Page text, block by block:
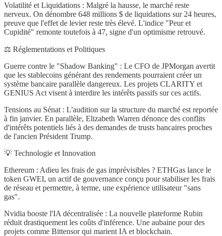
Volatilité et Liquidations : Malgré la hausse, le marché reste
nerveux. On dénombre 648 millions $ de liquidations sur 24 heures,
preuve que l'effet de levier reste très élevé. L'indice "Peur et
Cupidité" remonte toutefois à 47, signe d'un optimisme retrouvé.
⚖️ Réglementations et Politiques
Guerre contre le "Shadow Banking" : Le CFO de JPMorgan avertit
que les stablecoins générant des rendements pourraient créer un
système bancaire parallèle dangereux. Les projets CLARITY et
GENIUS Act visent à interdire les intérêts passifs sur ces actifs.
Tensions au Sénat : L'audition sur la structure du marché est reportée
à fin janvier. En parallèle, Elizabeth Warren dénonce des conflits
d'intérêts potentiels liés à des demandes de trusts bancaires proches
de l'ancien Président Trump.
💡 Technologie et Innovation
Ethereum : Adieu les frais de gas imprévisibles ? ETHGas lance le
token GWEI, un actif de gouvernance conçu pour stabiliser les frais
de réseau et permettre, à terme, une expérience utilisateur "sans
gas".
Nvidia booste l'IA décentralisée : La nouvelle plateforme Rubin
réduit drastiquement les coûts d'inférence. Une aubaine pour des
projets comme Bittensor qui marient IA et blockchain.